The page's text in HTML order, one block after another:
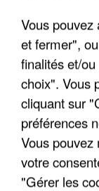
DE FAUNE
Vous pouvez
et fermer",
finalités et/
choix". Vous
cliquant sur
préférences
Vous pouvez
votre
"Gérer les